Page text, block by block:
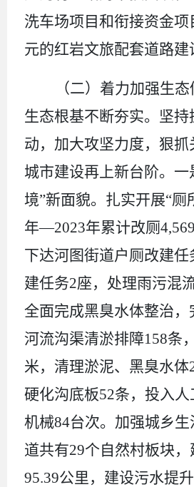
洗车场项目和衔接资金项
元的红岩文旅配套道路建
（二） 着力加强生
生态根基不断夯实。 坚持
动，加大攻坚力度，狠
城市建设再上新台阶。 一
境”新面貌。扎实开展“厕
年—2023年累计改厕4,569
下达河图街道户厕改建任
建任务2座， 处理雨污混
全面完成黑臭水体整治，
河流沟渠清淤排障158条
米，清理淤泥、黑臭水体
硬化沟底板52条， 投入 人
机械84台次。 加强城乡生
道共有29个自然村板块，
95.39公里，建设污水提